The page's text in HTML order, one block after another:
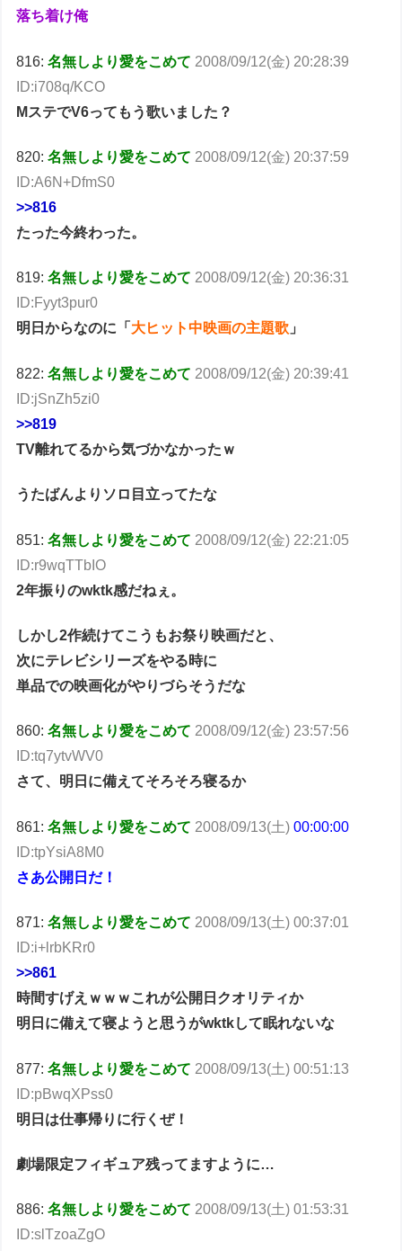
落ち着け俺
816:名無しより愛をこめて 2008/09/12(金) 20:28:39
ID:i708q/KCO
MステでV6ってもう歌いました？
820:名無しより愛をこめて 2008/09/12(金) 20:37:59
ID:A6N+DfmS0
>>816
たった今終わった。
819:名無しより愛をこめて 2008/09/12(金) 20:36:31
ID:Fyyt3pur0
明日からなのに「 大ヒット中映画の主題歌 」
822:名無しより愛をこめて 2008/09/12(金) 20:39:41
ID:jSnZh5zi0
>>819
TV離れてるから気づかなかったｗ
うたばんよりソロ目立ってたな
851:名無しより愛をこめて 2008/09/12(金) 22:21:05
ID:r9wqTTbIO
2年振りのwktk感だねぇ。
しかし2作続けてこうもお祭り映画だと、
次にテレビシリーズをやる時に
単品での映画化がやりづらそうだな
860:名無しより愛をこめて 2008/09/12(金) 23:57:56
ID:tq7ytvWV0
さて、明日に備えてそろそろ寝るか
861:名無しより愛をこめて 2008/09/13(土)00:00:00
ID:tpYsiA8M0
さあ公開日だ！
871:名無しより愛をこめて 2008/09/13(土) 00:37:01
ID:i+lrbKRr0
>>861
時間すげえｗｗｗこれが公開日クオリティか
明日に備えて寝ようと思うがwktkして眠れないな
877:名無しより愛をこめて 2008/09/13(土) 00:51:13
ID:pBwqXPss0
明日は仕事帰りに行くぜ！
劇場限定フィギュア残ってますように…
886:名無しより愛をこめて 2008/09/13(土) 01:53:31
ID:slTzoaZgO